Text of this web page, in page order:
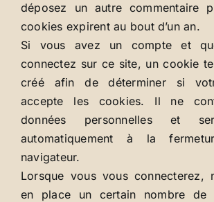
déposez un autre commentaire
cookies expirent au bout d’un an.
Si vous avez un compte et
connectez sur ce site, un cookie
créé afin de déterminer si
accepte les cookies. Il ne
données personnelles et
automatiquement à la
navigateur.
Lorsque vous vous connecterez,
en place un certain nombre de